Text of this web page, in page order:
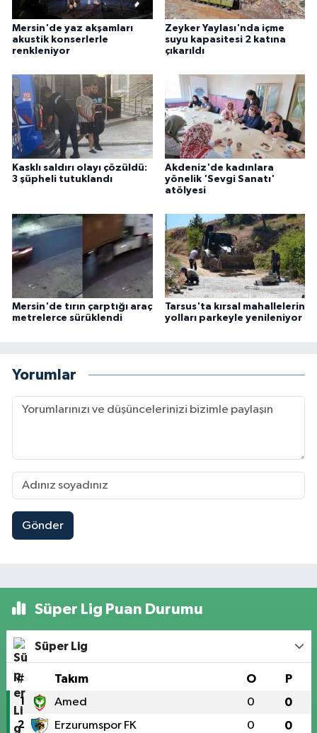
Mersin'de yaz akşamları
akustik konserlerle
renkleniyor
Zeyker Yaylası'nda içme
suyu kapasitesi 2 katına
çıkarıldı
Kasklı saldırı olayı çözüldü:
3 şüpheli tutuklandı
Akdeniz'de kadınlara
yönelik 'Sevgi Sanatı'
atölyesi
Mersin'de tırın çarptığı araç
metrelerce sürüklendi
Tarsus'ta kırsal mahallelerin
yolları parkeyle yenileniyor
Yorumlar
Gönder
Süper Lig Puan Durumu
Süper Lig
# Takım O P
1 Amed 0 0
2 Erzurumspor FK 0 0